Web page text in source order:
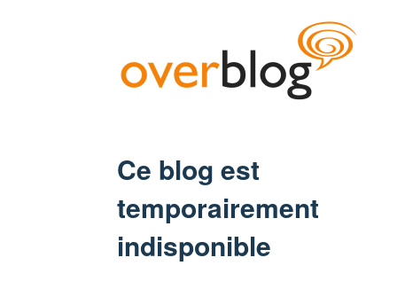
Ce blog est
temporairement
indisponible